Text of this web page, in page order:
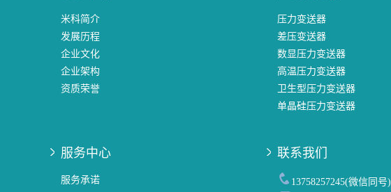
米科简介
发展历程
企业文化
企业架构
资质荣誉
压力变送器
差压变送器
数显压力变送器
高温压力变送器
卫生型压力变送器
单晶硅压力变送器
服务中心
服务承诺
联系我们
13758257245(微信同号)